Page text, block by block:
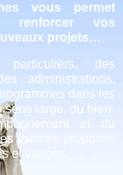
vous permet
renforcer vos
projets…
des
administrations,
dans les
sens large, du bien-
et du
thèmes proposés
et variées.